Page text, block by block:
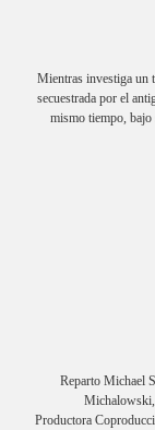
Mientras investiga un
secuestrada por el
mismo tiempo, bajo
Reparto Michael
Productora